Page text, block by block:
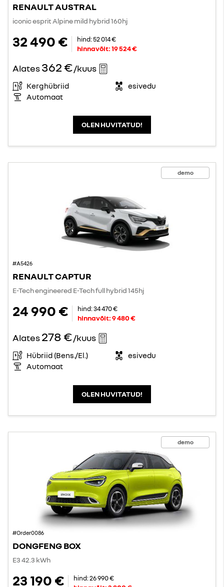
RENAULT AUSTRAL
iconic esprit Alpine mild hybrid 160hj
32 490 € hind:52 014 €
hinnavõit:19 524 €
Alates362 €/kuus
Kerghübriid
esivedu
Automaat
OLEN HUVITATUD!
demo
#A5426
RENAULT CAPTUR
E-Tech engineered E-Tech full hybrid 145hj
24 990 € hind:34 470 €
hinnavõit:9 480 €
Alates278 €/kuus
Hübriid (Bens./El.)
esivedu
Automaat
OLEN HUVITATUD!
demo
#Order0086
DONGFENG BOX
E3 42.3 kWh
23 190 € hind:26 990 €